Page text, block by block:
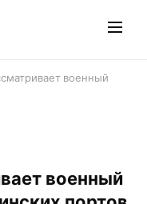
военный
военный